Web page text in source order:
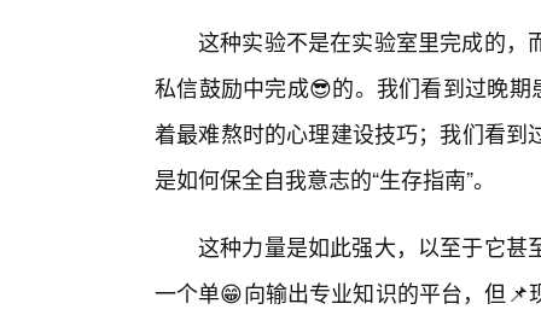
这种实验不是在实验室里完成的，
私信鼓励中完成😎的。我们看到过晚
着最难熬时的心理建设技巧；我们看
是如何保全自我意志的“生存指南”。
这种力量是如此强大，以至于它甚
一个单😁向输出专业知识的平台，但